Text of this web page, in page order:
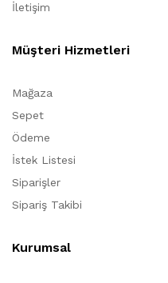
İletişim
Müşteri Hizmetleri
Mağaza
Sepet
Ödeme
İstek Listesi
Siparişler
Sipariş Takibi
Kurumsal